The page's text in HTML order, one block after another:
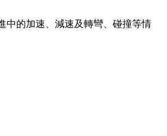
中的加速、減速及轉彎、碰撞等情